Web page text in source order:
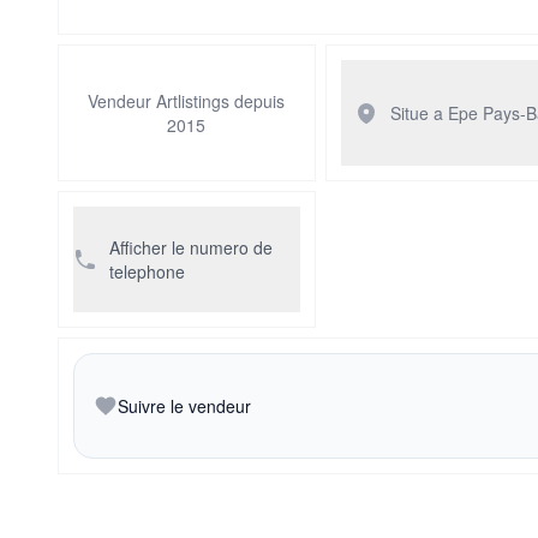
Vendeur Artlistings depuis
2015
Situe a Epe Pays-
Afficher le numero de
telephone
Suivre le vendeur